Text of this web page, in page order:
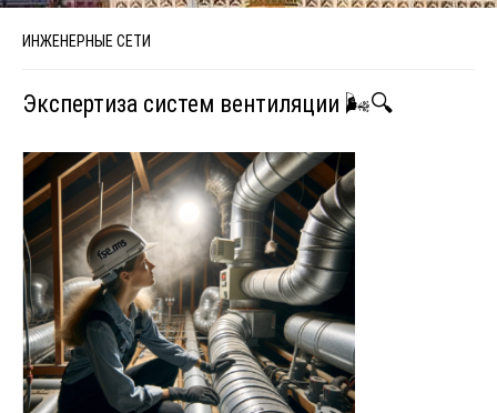
ИНЖЕНЕРНЫЕ СЕТИ
Экспертиза систем вентиляции 🌬️🔍